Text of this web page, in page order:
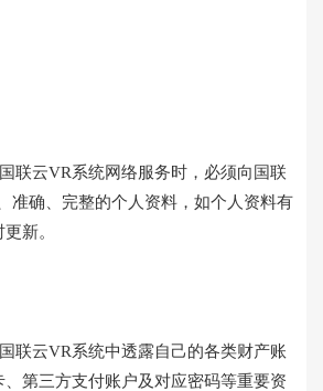
联云VR系统网络服务时，必须向国联
准确、完整的个人资料，如个人资料有
新。
联云VR系统中透露自己的各类财产账
、第三方支付账户及对应密码等重要资